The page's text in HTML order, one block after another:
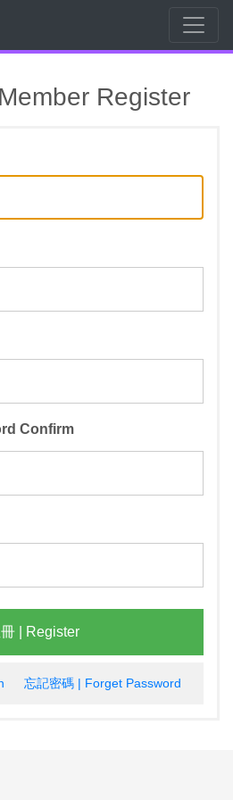
Register
Confirm
| Register
忘記密碼 | Forget Password